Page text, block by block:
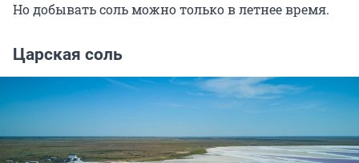
Но добывать соль можно только в летнее время.
Царская соль